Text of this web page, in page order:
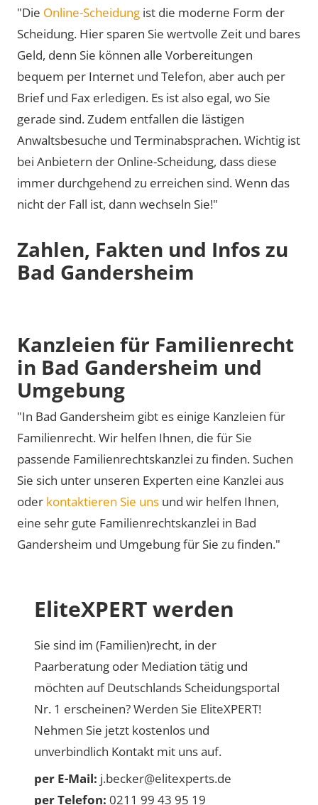
"Die Online-Scheidung ist die moderne Form der
Scheidung. Hier sparen Sie wertvolle Zeit und bares
Geld, denn Sie können alle Vorbereitungen
bequem per Internet und Telefon, aber auch per
Brief und Fax erledigen. Es ist also egal, wo Sie
gerade sind. Zudem entfallen die lästigen
Anwaltsbesuche und Terminabsprachen. Wichtig ist
bei Anbietern der Online-Scheidung, dass diese
immer durchgehend zu erreichen sind. Wenn das
nicht der Fall ist, dann wechseln Sie!"
Zahlen, Fakten und Infos zu
Bad Gandersheim
Kanzleien für Familienrecht
in Bad Gandersheim und
Umgebung
"In Bad Gandersheim gibt es einige Kanzleien für
Familienrecht. Wir helfen Ihnen, die für Sie
passende Familienrechtskanzlei zu finden. Suchen
Sie sich unter unseren Experten eine Kanzlei aus
oder kontaktieren Sie uns und wir helfen Ihnen,
eine sehr gute Familienrechtskanzlei in Bad
Gandersheim und Umgebung für Sie zu finden."
EliteXPERT werden
Sie sind im (Familien)recht, in der
Paarberatung oder Mediation tätig und
möchten auf Deutschlands Scheidungsportal
Nr. 1 erscheinen? Werden Sie EliteXPERT!
Nehmen Sie jetzt kostenlos und
unverbindlich Kontakt mit uns auf.
per E-Mail: j.becker@elitexperts.de
per Telefon: 0211 99 43 95 19